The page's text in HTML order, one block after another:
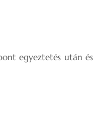
egyeztetés után